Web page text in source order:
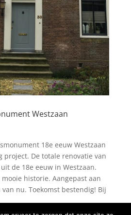
Westzaan
18e eeuw Westzaan
project. De totale renovatie van
de 18e eeuw in Westzaan.
historie. Aangepast aan
nu. Toekomst bestendig! Bij